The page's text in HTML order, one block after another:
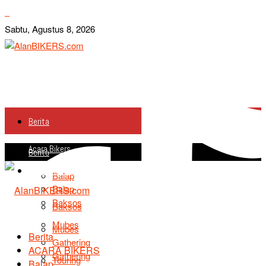
Sabtu, Agustus 8, 2026
Berita
Acara Bikers
Balap
Baksos
Mubes
Gathering
Berita
Acara Bikers
Balap
Baksos
Mubes
Gathering
Touring
Berita
ACARA BIKERS